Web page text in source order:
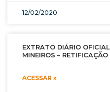
12/02/2020
EXTRATO DIÁRIO
MINEIROS – RETIFICAÇÃO
ACESSAR »